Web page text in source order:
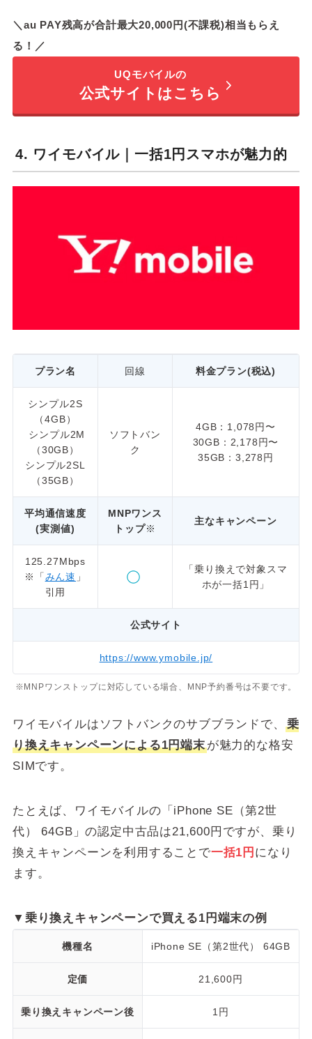
＼au PAY残高が合計最大20,000円(不課税)相当もらえ
る！／
UQモバイルの
公式サイトはこちら
4. ワイモバイル｜一括1円スマホが魅力的
プラン名 回線 料金プラン(税込)
シンプル2S
（4GB）
シンプル2M
（30GB）
シンプル2SL
（35GB）
ソフトバン
ク
4GB：1,078円〜
30GB：2,178円〜
35GB：3,278円
平均通信速度
(実測値)
MNPワンス
トップ※
主なキャンペーン
125.27Mbps
※「みん速 」
引用
「乗り換えで対象スマ
ホが一括1円」
公式サイト
https://www.ymobile.jp/
※MNPワンストップに対応している場合、MNP予約番号は不要です。
ワイモバイルはソフトバンクのサブブランドで、
乗
り換えキャンペーンによる1円端末が魅力的な格安
SIMです。
たとえば、ワイモバイルの「iPhone SE（第2世
代） 64GB」の認定中古品は21,600円ですが、乗り
換えキャンペーンを利用することで一括1円 になり
ます。
▼乗り換えキャンペーンで買える1円端末の例
機種名 iPhone SE（第2世代） 64GB
定価 21,600円
乗り換えキャンペーン後 1円